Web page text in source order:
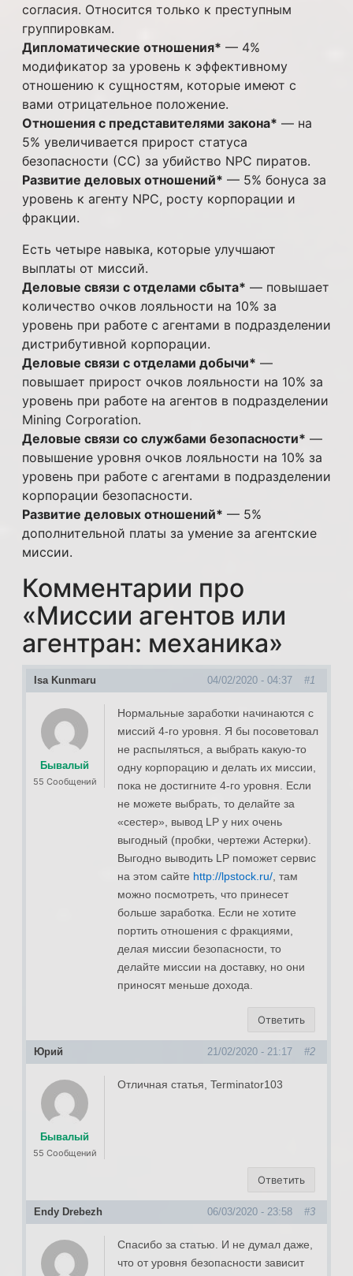
согласия. Относится только к преступным
группировкам.
Дипломатические отношения* — 4%
модификатор за уровень к эффективному
отношению к сущностям, которые имеют с
вами отрицательное положение.
Отношения с представителями закона* — на
5% увеличивается прирост статуса
безопасности (СС) за убийство NPC пиратов.
Развитие деловых отношений* — 5% бонуса за
уровень к агенту NPC, росту корпорации и
фракции.
Есть четыре навыка, которые улучшают
выплаты от миссий.
Деловые связи с отделами сбыта* — повышает
количество очков лояльности на 10% за
уровень при работе с агентами в подразделении
дистрибутивной корпорации.
Деловые связи с отделами добычи* —
повышает прирост очков лояльности на 10% за
уровень при работе на агентов в подразделении
Mining Corporation.
Деловые связи со службами безопасности* —
повышение уровня очков лояльности на 10% за
уровень при работе с агентами в подразделении
корпорации безопасности.
Развитие деловых отношений* — 5%
дополнительной платы за умение за агентские
миссии.
Комментарии про
«Миссии агентов или
агентран: механика»
Isa Kunmaru #1
04/02/2020 - 04:37
Бывалый
55 Сообщений
Нормальные заработки начинаются с
миссий 4-го уровня. Я бы посоветовал
не распыляться, а выбрать какую-то
одну корпорацию и делать их миссии,
пока не достигните 4-го уровня. Если
не можете выбрать, то делайте за
«сестер», вывод LP у них очень
выгодный (пробки, чертежи Астерки).
Выгодно выводить LP поможет сервис
на этом сайте http://lpstock.ru/, там
можно посмотреть, что принесет
больше заработка. Если не хотите
портить отношения с фракциями,
делая миссии безопасности, то
делайте миссии на доставку, но они
приносят меньше дохода.
Ответить
Юрий #2
21/02/2020 - 21:17
Бывалый
55 Сообщений
Отличная статья, Terminator103
Ответить
Endy Drebezh #3
06/03/2020 - 23:58
Спасибо за статью. И не думал даже,
что от уровня безопасности зависит